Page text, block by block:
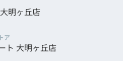
明ヶ丘店
ア
ト 大明ヶ丘店